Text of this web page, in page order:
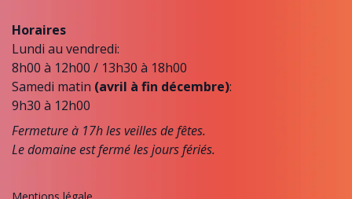
Horaires
Lundi au vendredi:
8h00 à 12h00 / 13h30 à 18h00
Samedi matin (avril à fin décembre):
9h30 à 12h00
Fermeture à 17h les veilles de fêtes.
Le domaine est fermé les jours fériés.